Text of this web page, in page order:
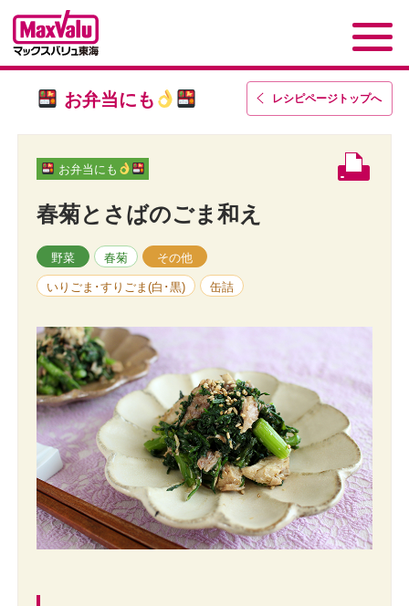
レシピページトップへ
お弁当にも
お弁当にも
春菊とさばのごま和え
野菜 春菊 その他
いりごま･すりごま(白･黒) 缶詰